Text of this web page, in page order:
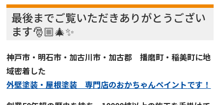
最後までご覧いただきありがとうござい
ます🎅🏼🎄✨
神戸市・明石市・加古川市・加古郡 播磨町・稲美町に地
域密着した
外壁塗装・屋根塗装 専門店のおかちゃんペイントです！